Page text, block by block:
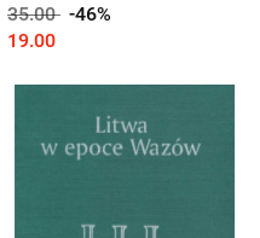
kancelistów kozackich
(1670-1720)
35.00 -46%
19.00